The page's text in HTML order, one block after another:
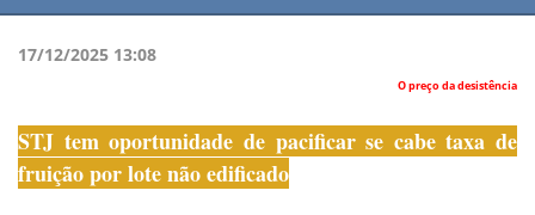
17/12/2025 13:08
O preço da desistência
STJ tem oportunidade de pacificar se cabe taxa de
fruição por lote não edificado